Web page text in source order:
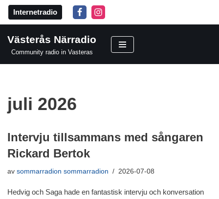
Hoppa
till
innehåll
Internetradio
Västerås Närradio
Community radio in Vasteras
juli 2026
Intervju tillsammans med sångaren
Rickard Bertok
av sommarradion sommarradion 2026-07-08
Hedvig och Saga hade en fantastisk intervju och konversation